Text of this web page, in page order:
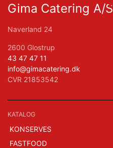
Gima Catering A/S
Naverland 24
2600 Glostrup
43 47 47 11
info@gimacatering.dk
CVR 21853542
KATALOG
KONSERVES
FASTFOOD